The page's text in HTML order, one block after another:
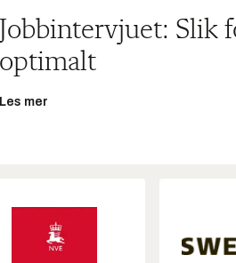
Jobbintervjuet: Slik
optimalt
Les mer